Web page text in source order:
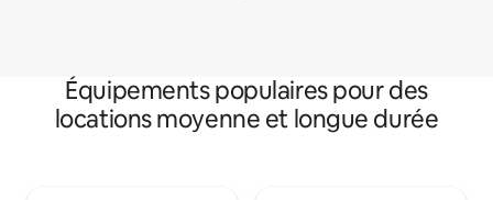
Équipements populaires pour des
locations moyenne et longue durée